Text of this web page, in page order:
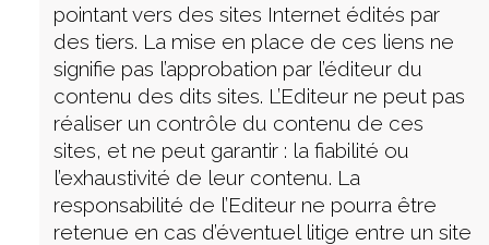
pointant vers des sites Internet édités par
des tiers. La mise en place de ces liens ne
signifie pas l’approbation par l’éditeur du
contenu des dits sites. L’Editeur ne peut pas
réaliser un contrôle du contenu de ces
sites, et ne peut garantir : la fiabilité ou
l’exhaustivité de leur contenu. La
responsabilité de l’Editeur ne pourra être
retenue en cas d’éventuel litige entre un site